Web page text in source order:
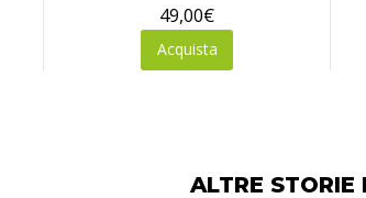
49,00€
Acquista
ALTRE STORIE